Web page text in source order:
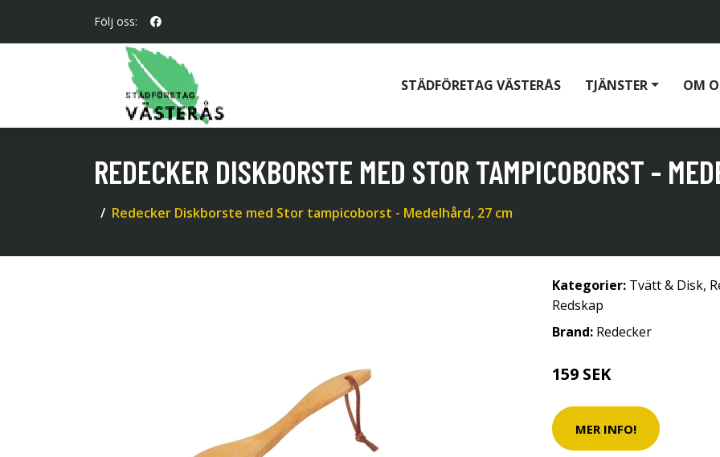
Följ oss:
STÄDFÖRETAG VÄSTERÅS TJÄNSTER OM
REDECKER DISKBORSTE MED STOR TAMPICOBORST -
Redecker Diskborste med Stor tampicoborst - Medelhård, 27 cm
Kategorier: Tvätt & Disk,
Redskap
Brand: Redecker
159 SEK
MER INFO!